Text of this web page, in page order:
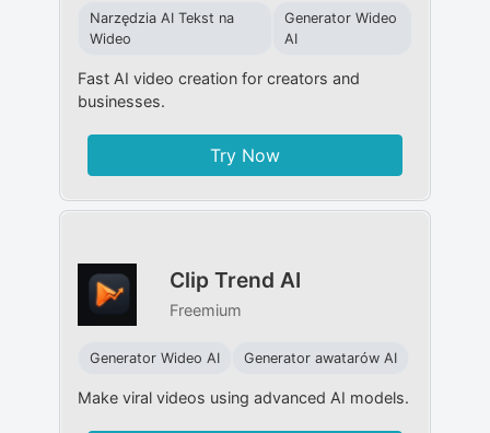
Narzędzia AI Tekst na
Wideo
Generator Wideo
AI
Fast AI video creation for creators and
businesses.
Try Now
Clip Trend AI
Freemium
Generator Wideo AI Generator awatarów AI
Make viral videos using advanced AI models.